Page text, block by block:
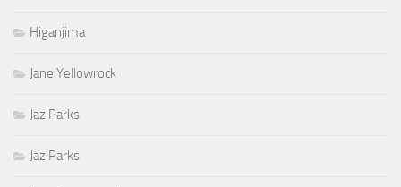
Higanjima
Jane Yellowrock
Jaz Parks
Jaz Parks